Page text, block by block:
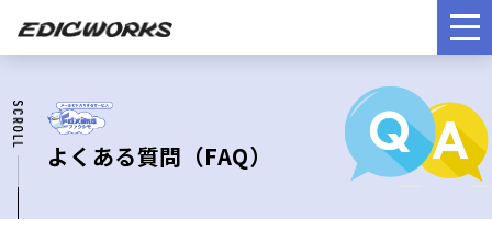
よくある質問（FAQ）